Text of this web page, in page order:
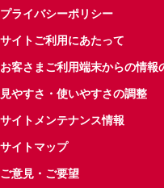
プライバシーポリシー
サイトご利用にあたって
お客さまご利用端末からの情報
見やすさ・使いやすさの調整
サイトメンテナンス情報
サイトマップ
ご意見・ご要望